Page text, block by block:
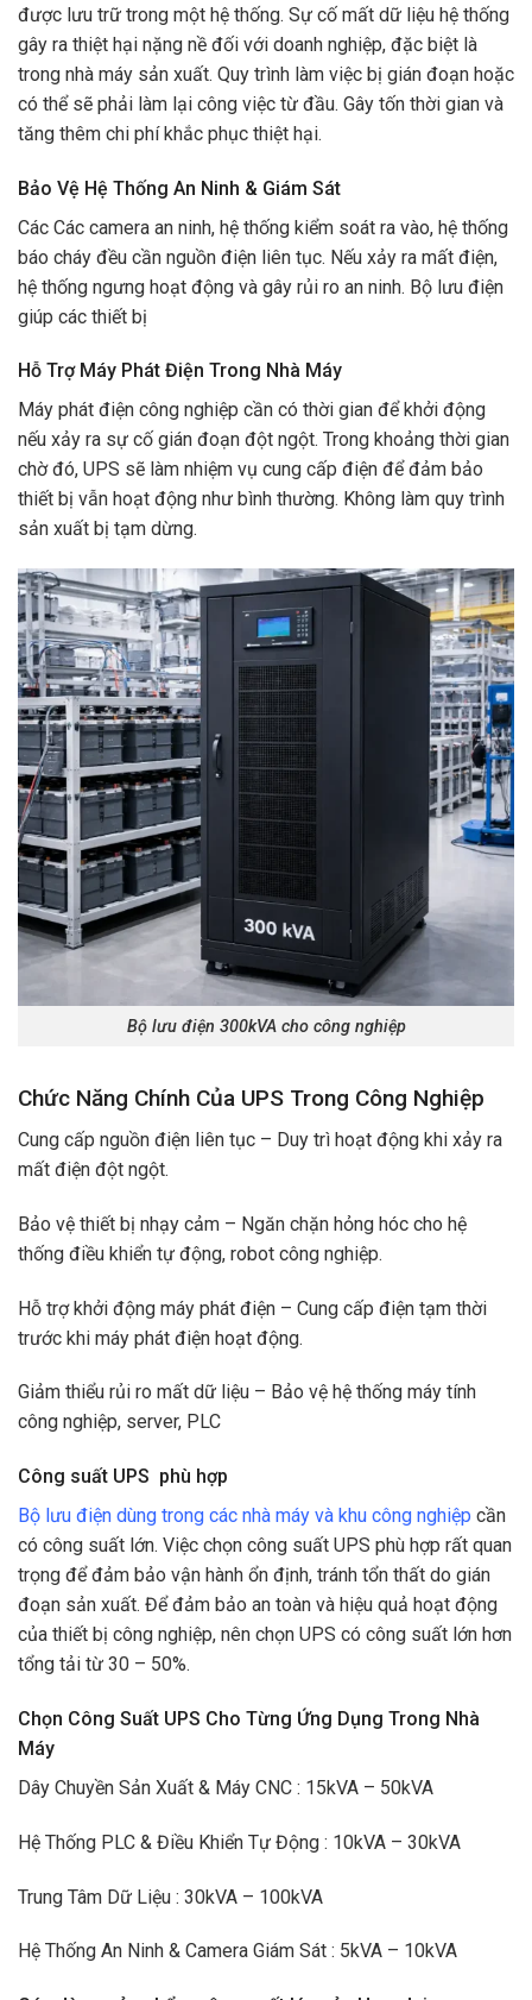
được lưu trữ trong một hệ thống. Sự cố mất dữ liệu hệ thống
gây ra thiệt hại nặng nề đối với doanh nghiệp, đặc biệt là
trong nhà máy sản xuất. Quy trình làm việc bị gián đoạn hoặc
có thể sẽ phải làm lại công việc từ đầu. Gây tốn thời gian và
tăng thêm chi phí khắc phục thiệt hại.
Bảo Vệ Hệ Thống An Ninh & Giám Sát
Các Các camera an ninh, hệ thống kiểm soát ra vào, hệ thống
báo cháy đều cần nguồn điện liên tục. Nếu xảy ra mất điện,
hệ thống ngưng hoạt động và gây rủi ro an ninh. Bộ lưu điện
giúp các thiết bị
Hỗ Trợ Máy Phát Điện Trong Nhà Máy
Máy phát điện công nghiệp cần có thời gian để khởi động
nếu xảy ra sự cố gián đoạn đột ngột. Trong khoảng thời gian
chờ đó, UPS sẽ làm nhiệm vụ cung cấp điện để đảm bảo
thiết bị vẫn hoạt động như bình thường. Không làm quy trình
sản xuất bị tạm dừng.
Bộ lưu điện 300kVA cho công nghiệp
Chức Năng Chính Của UPS Trong Công Nghiệp
Cung cấp nguồn điện liên tục – Duy trì hoạt động khi xảy ra
mất điện đột ngột.
Bảo vệ thiết bị nhạy cảm – Ngăn chặn hỏng hóc cho hệ
thống điều khiển tự động, robot công nghiệp.
Hỗ trợ khởi động máy phát điện – Cung cấp điện tạm thời
trước khi máy phát điện hoạt động.
Giảm thiểu rủi ro mất dữ liệu – Bảo vệ hệ thống máy tính
công nghiệp, server, PLC
Công suất UPS phù hợp
Bộ lưu điện dùng trong các nhà máy và khu công nghiệp cần
có công suất lớn. Việc chọn công suất UPS phù hợp rất quan
trọng để đảm bảo vận hành ổn định, tránh tổn thất do gián
đoạn sản xuất. Để đảm bảo an toàn và hiệu quả hoạt động
của thiết bị công nghiệp, nên chọn UPS có công suất lớn hơn
tổng tải từ 30 – 50%.
Chọn Công Suất UPS Cho Từng Ứng Dụng Trong Nhà
Máy
Dây Chuyền Sản Xuất & Máy CNC : 15kVA – 50kVA
Hệ Thống PLC & Điều Khiển Tự Động : 10kVA – 30kVA
Trung Tâm Dữ Liệu : 30kVA – 100kVA
Hệ Thống An Ninh & Camera Giám Sát : 5kVA – 10kVA